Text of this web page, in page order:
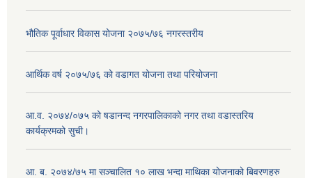
भौतिक पूर्वाधार विकास योजना २०७५/७६ नगरस्तरीय
आर्थिक वर्ष २०७५/७६ को वडागत योजना तथा परियोजना
आ.व. २०७४/०७५ को षडानन्द नगरपालिकाको नगर तथा वडास्तरिय
कार्यक्रमको सुची।
आ. ब. २०७४/७५ मा सञ्चालित १० लाख भन्दा माथिका योजनाको बिवरणहरु